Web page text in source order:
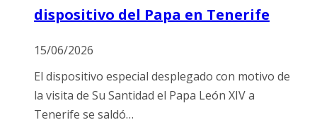
dispositivo del Papa en Tenerife
15/06/2026
El dispositivo especial desplegado con motivo de
la visita de Su Santidad el Papa León XIV a
Tenerife se saldó…